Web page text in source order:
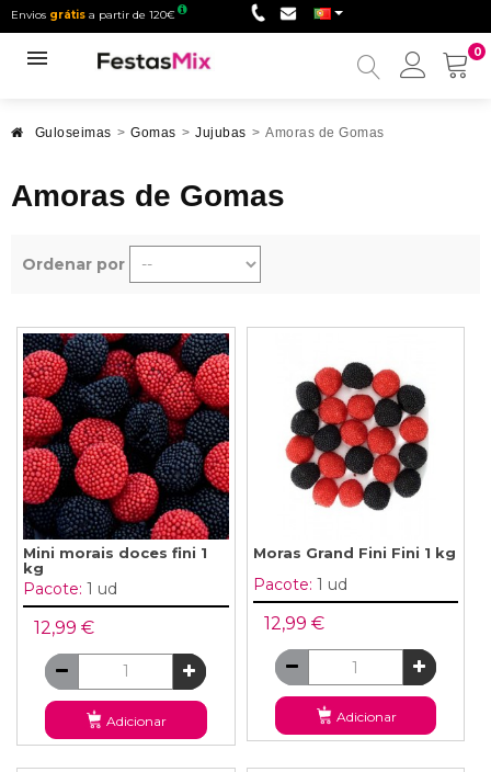
Envios grátis a partir de 120€
0
Minha
Guloseimas > Gomas > Jujubas > Amoras de Gomas
Amoras de Gomas
Ordenar por
Mini morais doces fini 1
kg
Pacote: 1 ud
12,99 €
Adicionar
Moras Grand Fini Fini 1 kg
Pacote: 1 ud
12,99 €
Adicionar